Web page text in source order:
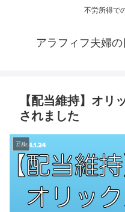
不労所得で
アラフィフ夫婦
【配当維持】オリ
されました
アル